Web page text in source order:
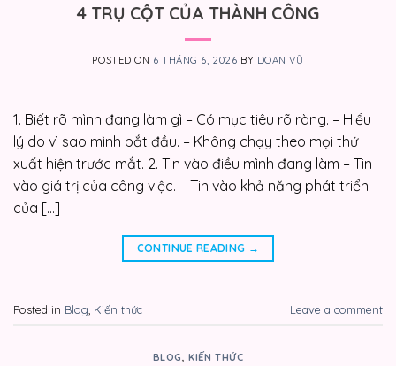
4 TRỤ CỘT CỦA THÀNH CÔNG
POSTED ON 6 THÁNG 6, 2026 BY DOAN VŨ
1. Biết rõ mình đang làm gì – Có mục tiêu rõ ràng. – Hiểu
lý do vì sao mình bắt đầu. – Không chạy theo mọi thứ
xuất hiện trước mắt. 2. Tin vào điều mình đang làm – Tin
vào giá trị của công việc. – Tin vào khả năng phát triển
của […]
CONTINUE READING →
Posted in Blog Kiến thức Leave a comment
BLOG,KIẾN THỨC